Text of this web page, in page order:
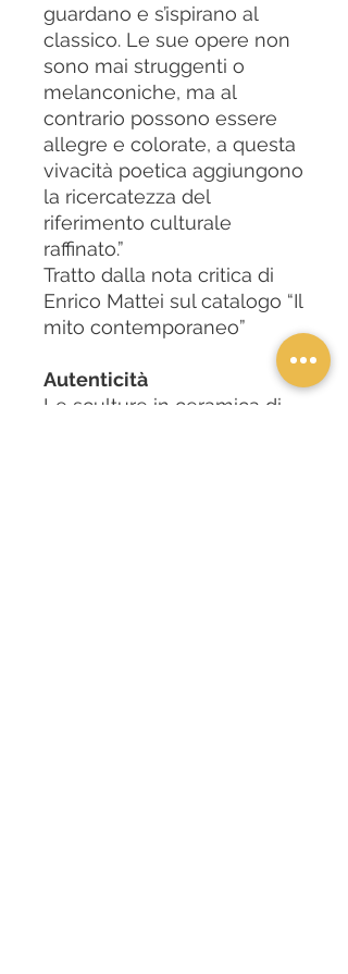
guardano e s’ispirano al
classico. Le sue opere non
sono mai struggenti o
melanconiche, ma al
contrario possono essere
allegre e colorate, a questa
vivacità poetica aggiungono
la ricercatezza del
riferimento culturale
raffinato.”
Tratto dalla nota critica di
Enrico Mattei sul catalogo “Il
mito contemporaneo”
Autenticità
Le sculture in ceramica di